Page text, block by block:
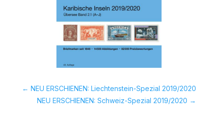
← NEU ERSCHIENEN: Liechtenstein-Spezial 2019/2020
NEU ERSCHIENEN: Schweiz-Spezial 2019/2020 →